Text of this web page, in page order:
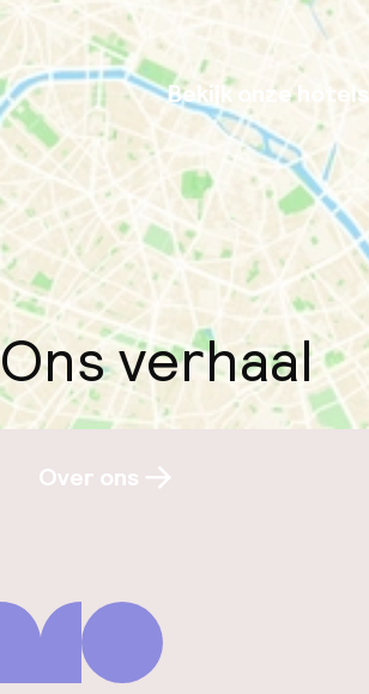
Bekijk onze hotels
Ons verhaal
Over ons